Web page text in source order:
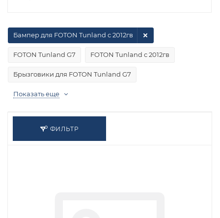
FOTON Tunland G7 FOTON Tunland с 2012гв
Брызговики для FOTON Tunland G7
Бампер для FOTON Tunland с 2012гв
Показать еще
ФИЛЬТР